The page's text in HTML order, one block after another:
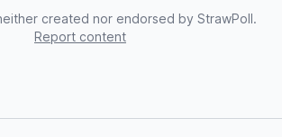
created nor endorsed by StrawPoll.
Report content